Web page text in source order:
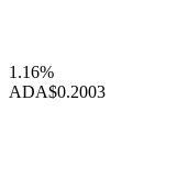
1.16%
ADA$0.2003